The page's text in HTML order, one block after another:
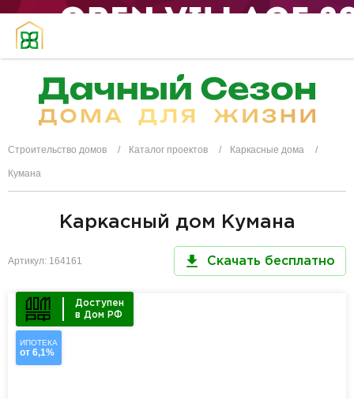
Строительство домов Каталог проектов Каркасные дома
Кумана
Каркасный дом Кумана
Артикул: 164161 Скачать бесплатно
Доступен
в Дом РФ
ИПОТЕКА
от 6,1%